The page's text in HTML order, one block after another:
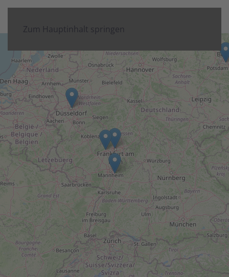
Zum Hauptinhalt springen